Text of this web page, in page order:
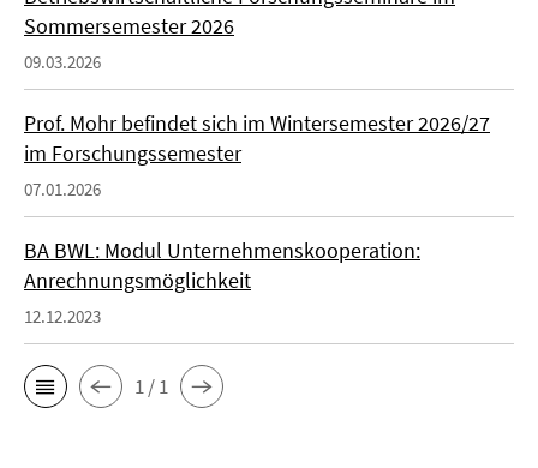
Sommersemester 2026
09.03.2026
Prof. Mohr befindet sich im Wintersemester 2026/27
im Forschungssemester
07.01.2026
BA BWL: Modul Unternehmenskooperation:
Anrechnungsmöglichkeit
12.12.2023
1 / 1